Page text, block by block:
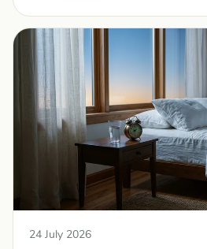
24 July 2026